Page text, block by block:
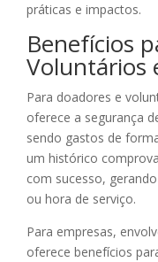
práticas e impactos.
Benefícios
Voluntários
Para doadores e
oferece a segurança
sendo gastos de
um histórico
com sucesso,
ou hora de serviço.
Para empresas,
oferece benefícios